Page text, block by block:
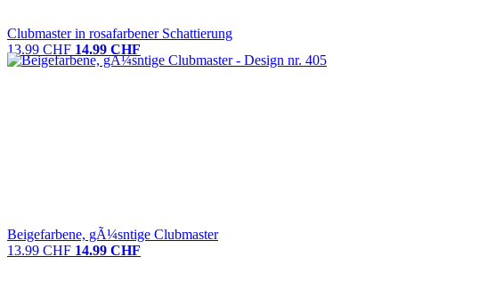
Clubmaster in rosafarbener Schattierung
13.99 CHF 14.99 CHF
Beigefarbene, gÃ¼sntige Clubmaster
13.99 CHF 14.99 CHF